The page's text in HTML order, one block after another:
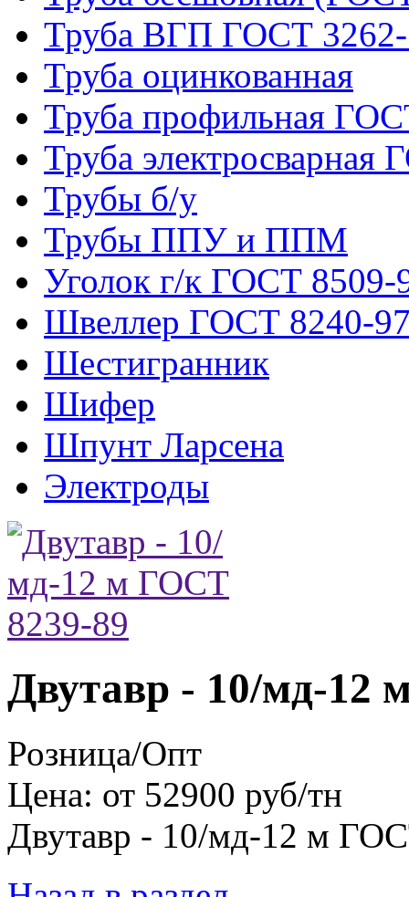
Труба ВГП ГОСТ
Труба оцинкованная
Труба профильная
Труба
Трубы б/у
Трубы ППУ и ППМ
Уголок г/к ГОСТ 8509-
Швеллер ГОСТ 8240-
Шестигранник
Шифер
Шпунт Ларсена
Электроды
Двутавр - 10/мд-12
Розница/Опт
Цена: от 52900 руб/тн
Двутавр - 10/мд-12 м